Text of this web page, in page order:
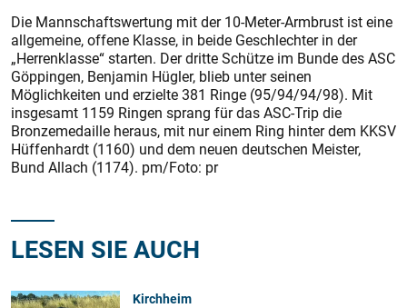
Die Mannschaftswertung mit der 10-Meter-Armbrust ist eine
allgemeine, offene Klasse, in beide Geschlechter in der
„Herrenklasse“ starten. Der dritte Schütze im Bunde des ASC
Göppingen, Benjamin Hügler, blieb unter seinen
Möglichkeiten und erzielte 381 Ringe (95/94/94/98). Mit
insgesamt 1159 Ringen sprang für das ASC-Trip die
Bronzemedaille heraus, mit nur einem Ring hinter dem KKSV
Hüffenhardt (1160) und dem neuen deutschen Meis­ter,
Bund Allach (1174). pm/Foto: pr
LESEN SIE AUCH
Kirchheim